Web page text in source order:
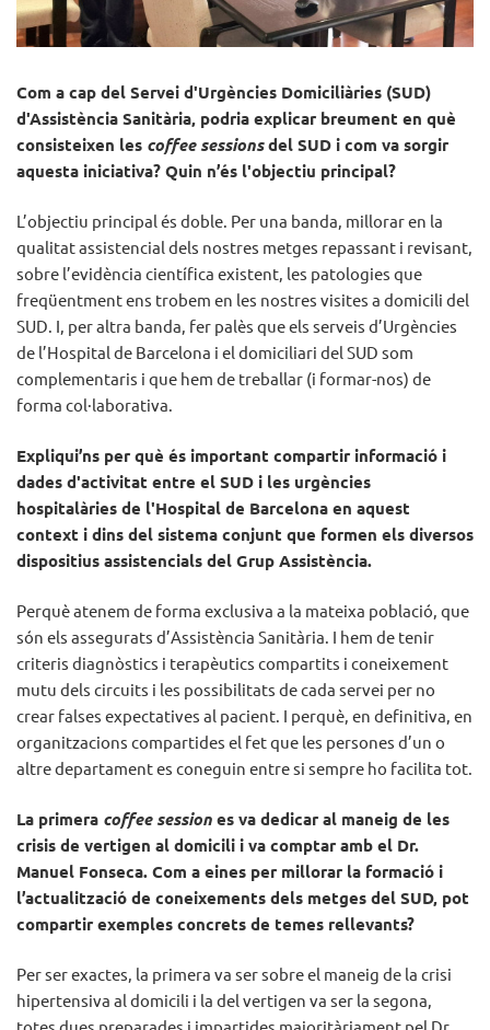
Com a cap del Servei d'Urgències Domiciliàries (SUD)
d'Assistència Sanitària, podria explicar breument en què
consisteixen les coffee sessionsdel SUD i com va sorgir
aquesta iniciativa? Quin n’és l'objectiu principal?
L’objectiu principal és doble. Per una banda, millorar en la
qualitat assistencial dels nostres metges repassant i revisant,
sobre l’evidència científica existent, les patologies que
freqüentment ens trobem en les nostres visites a domicili del
SUD. I, per altra banda, fer palès que els serveis d’Urgències
de l’Hospital de Barcelona i el domiciliari del SUD som
complementaris i que hem de treballar (i formar-nos) de
forma col·laborativa.
Expliqui’ns per què és important compartir informació i
dades d'activitat entre el SUD i les urgències
hospitalàries de l'Hospital de Barcelona en aquest
context i dins del sistema conjunt que formen els diversos
dispositius assistencials del Grup Assistència.
Perquè atenem de forma exclusiva a la mateixa població, que
són els assegurats d’Assistència Sanitària. I hem de tenir
criteris diagnòstics i terapèutics compartits i coneixement
mutu dels circuits i les possibilitats de cada servei per no
crear falses expectatives al pacient. I perquè, en definitiva, en
organitzacions compartides el fet que les persones d’un o
altre departament es coneguin entre si sempre ho facilita tot.
La primera coffee session es va dedicar al maneig de les
crisis de vertigen al domicili i va comptar amb el Dr.
Manuel Fonseca. Com a eines per millorar la formació i
l’actualització de coneixements dels metges del SUD, pot
compartir exemples concrets de temes rellevants?
Per ser exactes, la primera va ser sobre el maneig de la crisi
hipertensiva al domicili i la del vertigen va ser la segona,